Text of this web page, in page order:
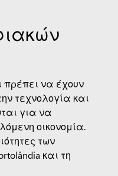
πρέπει να έχουν
τεχνολογία και
για να
οικονομία.
των
και τη